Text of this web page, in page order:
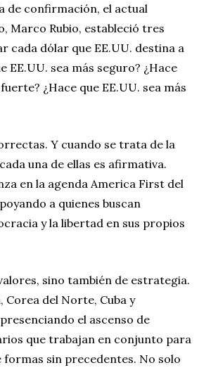
de confirmación, el actual
Marco Rubio, estableció tres
cada dólar que EE.UU. destina a
EE.UU. sea más seguro? ¿Hace
¿Hace que EE.UU. sea más
Y cuando se trata de la
una de ellas es afirmativa.
en la agenda America First del
a quienes buscan
y la libertad en sus propios
sino también de estrategia.
Corea del Norte, Cuba y
el ascenso de
que trabajan en conjunto para
formas sin precedentes. No solo